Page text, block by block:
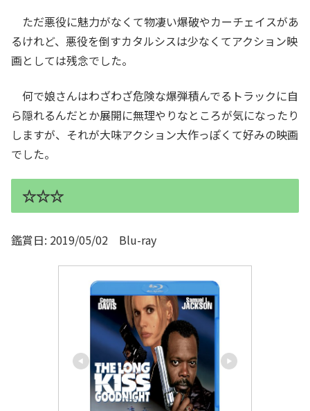
ただ悪役に魅力がなくて物凄い爆破やカーチェイスがあ
るけれど、悪役を倒すカタルシスは少なくてアクション映
画としては残念でした。
何で娘さんはわざわざ危険な爆弾積んでるトラックに自
ら隠れるんだとか展開に無理やりなところが気になったり
しますが、それが大味アクション大作っぽくて好みの映画
でした。
☆☆☆
鑑賞日: 2019/05/02 Blu-ray